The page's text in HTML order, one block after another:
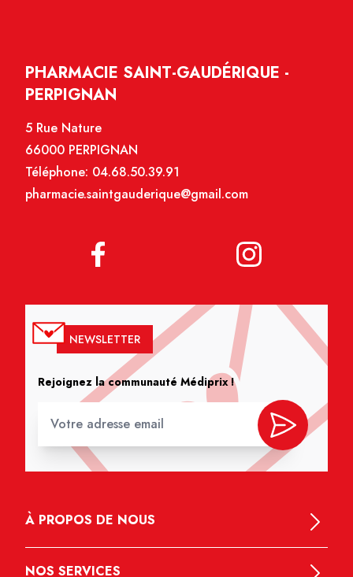
PHARMACIE SAINT-GAUDÉRIQUE -
PERPIGNAN
5 Rue Nature
66000 PERPIGNAN
Téléphone: 04.68.50.39.91
pharmacie.saintgauderique@gmail.com
NEWSLETTER
Rejoignez la communauté Médiprix !
À PROPOS DE NOUS
NOS SERVICES